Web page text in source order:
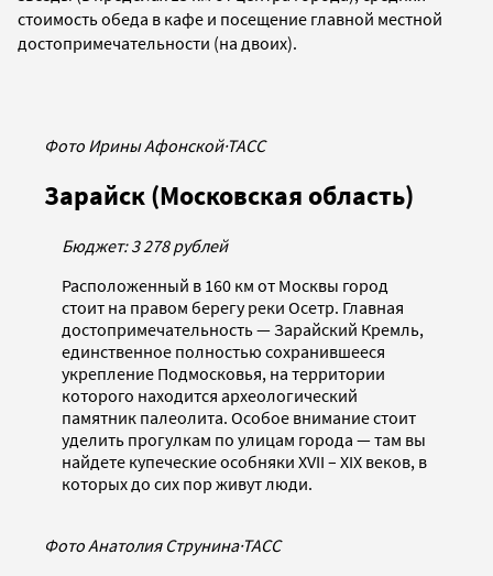
стоимость обеда в кафе и посещение главной местной
достопримечательности (на двоих).
Фото Ирины Афонской·ТАСС
Зарайск (Московская область)
Бюджет: 3 278 рублей
Расположенный в 160 км от Москвы город
стоит на правом берегу реки Осетр. Главная
достопримечательность — Зарайский Кремль,
единственное полностью сохранившееся
укрепление Подмосковья, на территории
которого находится археологический
памятник палеолита. Особое внимание стоит
уделить прогулкам по улицам города — там вы
найдете купеческие особняки XVII – XIX веков, в
которых до сих пор живут люди.
Фото Анатолия Струнина·ТАСС